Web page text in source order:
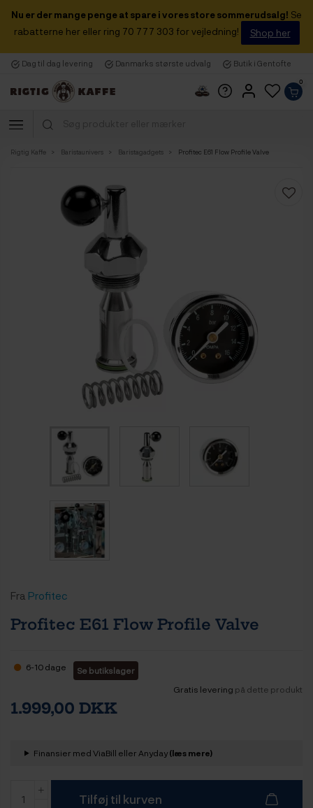
Nu er der mange penge at spare i vores store sommerudsalg! Se
rabatterne her eller ring 70 777 303 for vejledning!
Shop her
Dag til dag levering Danmarks største udvalg Butik i Gentofte
0
Rigtig Kaffe Baristaunivers Baristagadgets Profitec E61 Flow Profile Valve
Fra Profitec
Profitec E61 Flow Profile Valve
6-10 dage
Se butikslager
Gratis levering på dette produkt
1.999,00 DKK
Finansier med ViaBill eller Anyday(læs mere)
Tilføj til kurven